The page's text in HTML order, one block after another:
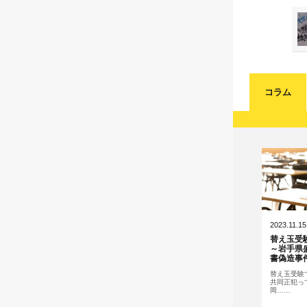
コラム
2023.11.15
替え玉受
～岩手県
書偽造事
替え玉受験
共同正犯っ
岡……